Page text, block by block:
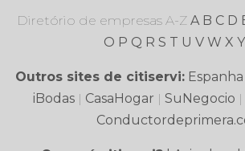
Diretório de empresas A-Z A B C D
O P Q R S T U V W X Y
Outros sites de citiservi: Espanha
iBodas| CasaHogar | SuNegocio |